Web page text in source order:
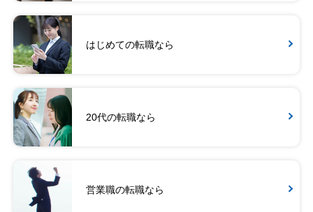
はじめての転職なら
20代の転職なら
営業職の転職なら